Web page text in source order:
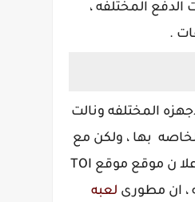
المختلفه ،
.
المختلفه ونالت
بها ، ولكن مع
الشعبيه الكبيره التى حصلت عليها اللعبه ، تم رفع دعوه قضايه عليها ، حيث اعلا ن موقع موقع TOI
، ان مطورى لعبه